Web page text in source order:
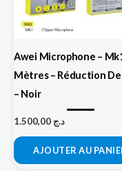
Awei Microphone –
Mètres – Réduction
– Noir
د.ج
AJOUTER AU